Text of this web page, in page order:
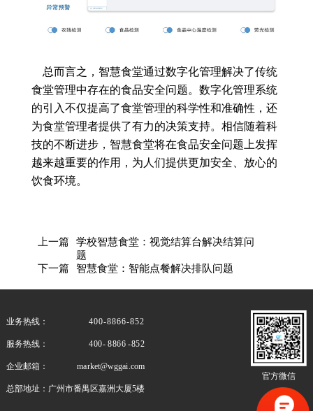
总而言之，智慧食堂通过数字化管理解决了传统
食堂管理中存在的食品安全问题。数字化管理系统
的引入不仅提高了食堂管理的科学性和准确性，还
为食堂管理者提供了有力的决策支持。相信随着科
技的不断进步，智慧食堂将在食品安全问题上发挥
越来越重要的作用，为人们提供更加安全、放心的
饮食环境。
上一篇
学校智慧食堂：视觉结算台解决结算问
题
下一篇
智慧食堂：智能点餐解决排队问题
业务热线： 400-8866-852
服务热线： 400- 8866 -852
企业邮箱： market@wggai.com
总部地址： 广州市番禺区嘉洲大厦5楼
官方微信